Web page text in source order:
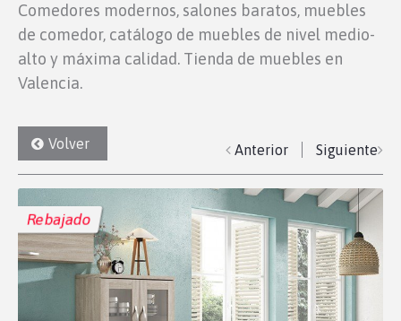
Comedores modernos, salones baratos, muebles
de comedor, catálogo de muebles de nivel medio-
alto y máxima calidad. Tienda de muebles en
Valencia.
Volver Anterior Siguiente
Rebajado